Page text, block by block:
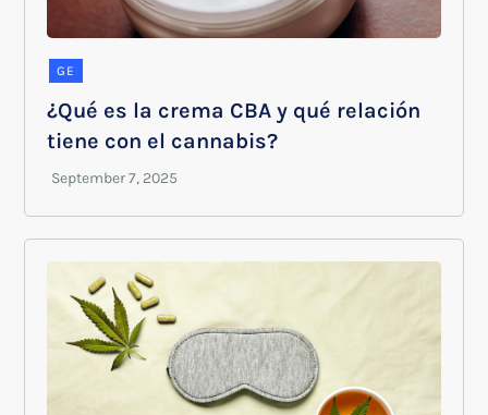
GE
¿Qué es la crema CBA y qué relación
tiene con el cannabis?